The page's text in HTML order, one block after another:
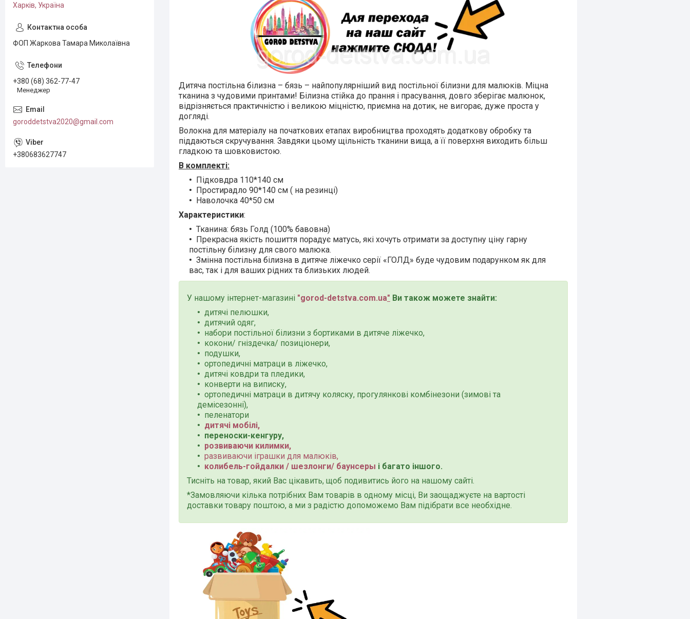
Дитяча постільна білизна – бязь – найпопулярніший вид постільної білизни для малюків. Міцна
тканина з чудовими принтами! Білизна стійка до прання і прасування, довго зберігає малюнок,
відрізняється практичністю і великою міцністю, приємна на дотик, не вигорає, дуже проста у
догляді.
Волокна для матеріалу на початкових етапах виробництва проходять додаткову обробку та
піддаються скручування. Завдяки цьому щільність тканини вища, а її поверхня виходить більш
гладкою та шовковистою.
В комплекті:
Підковдра 110*140 см
Простирадло 90*140 см ( на резинці)
Наволочка 40*50 см
Характеристики:
Тканина: бязь Голд (100% бавовна)
Прекрасна якість пошиття порадує матусь, які хочуть отримати за доступну ціну гарну
постільну білизну для свого малюка.
Змінна постільна білизна в дитяче ліжечко серії «ГОЛД» буде чудовим подарунком як для
вас, так і для ваших рідних та близьких людей.
У нашому інтернет-магазині "gorod-detstva.com.ua" Ви також можете знайти:
дитячі пелюшки,
дитячий одяг,
набори постільної білизни з бортиками в дитяче ліжечко,
кокони/ гніздечка/ позиціонери,
подушки,
ортопедичні матраци в ліжечко,
дитячі ковдри та пледики,
конверти на виписку,
ортопедичні матраци в дитячу коляску, прогулянкові комбінезони (зимові та
демісезонні),
пеленатори
дитячі мобілі,
переноски-кенгуру,
розвиваючи килимки,
развиваючи іграшки для малюків,
колибель-гойдалки / шезлонги/ баунсеры і багато іншого.
Тисніть на товар, який Вас цікавить, щоб подивитись його на нашому сайті.
*Замовляючи кілька потрібних Вам товарів в одному місці, Ви заощаджуєте на вартості
доставки товару поштою, а ми з радістю допоможемо Вам підібрати все необхідне.
Харків, Україна
ФОП Жаркова Тамара Миколаївна
+380 (68) 362-77-47
Менеджер
goroddetstva2020@gmail.com
+380683627747